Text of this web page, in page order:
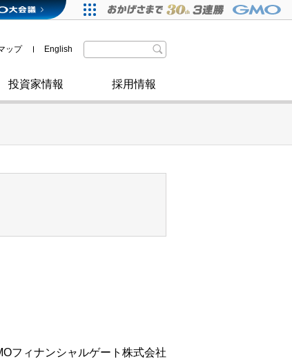
お申し込みについて
への取り組み
自治体からの認定
投資家情報
・社債情報
採用情報
ップ English
フィナンシャルゲート株式会社